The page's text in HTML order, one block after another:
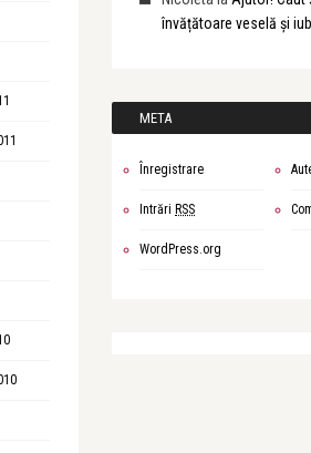
învățătoare veselă și
META
Înregistrare
Intrări RSS
WordPress.org